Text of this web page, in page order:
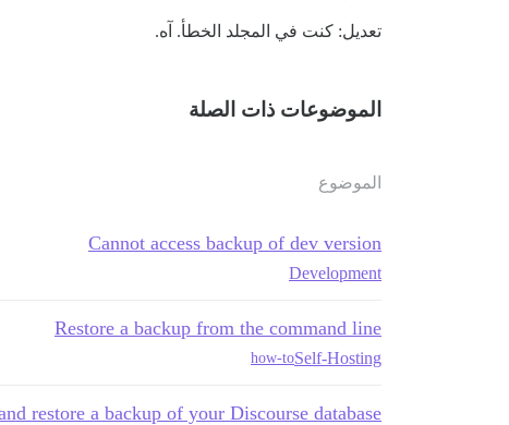
تعديل: كنت في المجلد الخطأ. آه.
الموضوعات ذات الصلة
الموضوع
Cannot access backup of dev version
Development
Restore a backup from the command line
Self-Hosting
how-to
restore a backup of your Discourse database